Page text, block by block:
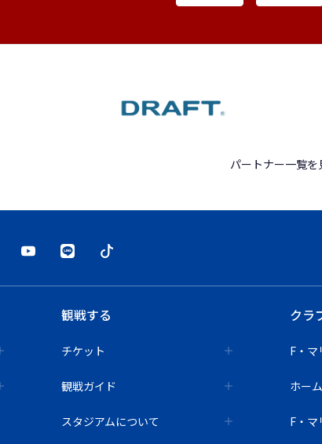
パートナー一覧を
観戦する
チケット
観戦ガイド
スタジアムについて
クラ
F・マ
ホー
F・